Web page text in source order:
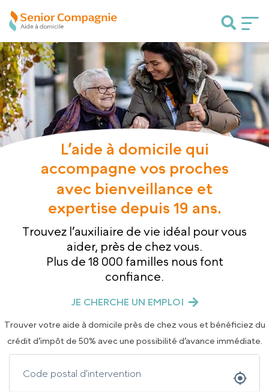
L’aide à domicile qui
accompagne vos proches
avec bienveillance et
expertise depuis 19 ans.
Trouvez l’auxiliaire de vie idéal pour vous
aider, près de chez vous.
Plus de 18 000 familles nous font
confiance.
JE CHERCHE UN EMPLOI
Trouver votre aide à domicile près de chez vous et bénéficiez du
crédit d’impôt de 50% avec une possibilité d’avance immédiate.